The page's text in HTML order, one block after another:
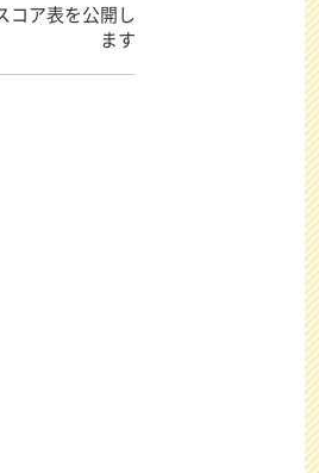
コア表を公開し
ます